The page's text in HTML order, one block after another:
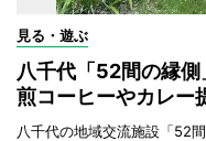
見る・遊ぶ
八千代「52間の縁
煎コーヒーやカレー
八千代の地域交流施設「52